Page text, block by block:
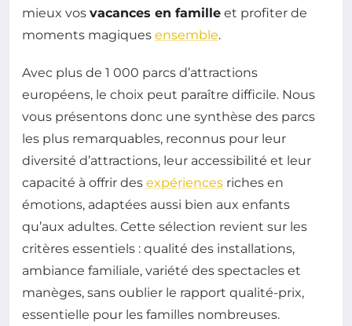
mieux vos vacances en famille et profiter de
moments magiques ensemble.
Avec plus de 1 000 parcs d’attractions
européens, le choix peut paraître difficile. Nous
vous présentons donc une synthèse des parcs
les plus remarquables, reconnus pour leur
diversité d’attractions, leur accessibilité et leur
capacité à offrir des expériences riches en
émotions, adaptées aussi bien aux enfants
qu’aux adultes. Cette sélection revient sur les
critères essentiels : qualité des installations,
ambiance familiale, variété des spectacles et
manèges, sans oublier le rapport qualité-prix,
essentielle pour les familles nombreuses.